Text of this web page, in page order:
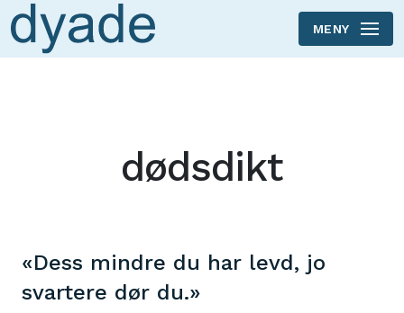
Skip to main content
MENY
dødsdikt
«Dess mindre du har levd, jo
svartere dør du.»